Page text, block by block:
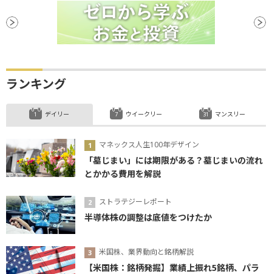
ランキング
デイリー
マネックス人生100年デザイン
「墓じまい」には期限がある？墓じまいの流れ
とかかる費用を解説
ストラテジーレポート
半導体株の調整は底値をつけたか
米国株、業界動向と銘柄解説
【米国株：銘柄発掘】業績上振れ5銘柄、パラ
ウイークリー マンスリー